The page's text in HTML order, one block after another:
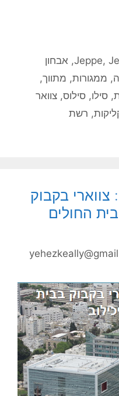
Jeppe,
, אבחון
, ממגורות, מתווך,
, סילו, סילוס, צוואר
, רשת
צווארי בקבוק
החולים